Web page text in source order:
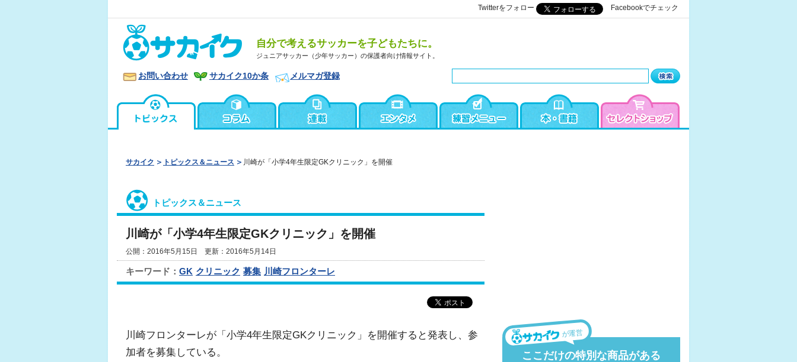
Twitterをフォロー Facebookでチェック
自分で考えるサッカーを子どもたちに。
ジュニアサッカー（少年サッカー）の保護者向け情報サイト。
お問い合わせ サカイク10か条 メルマガ登録
サカイク トピックス＆ニュース 川崎が「小学4年生限定GKクリニック」を開催
トピックス＆ニュース
川崎が「小学4年生限定GKクリニック」を開催
公開：2016年5月15日 更新：2016年5月14日
キーワード： GK クリニック 募集 川崎フロンターレ
川崎フロンターレが「小学4年生限定GKクリニック」を開催すると発表し、参
加者を募集している。
が運営
ここだけの特別な商品がある